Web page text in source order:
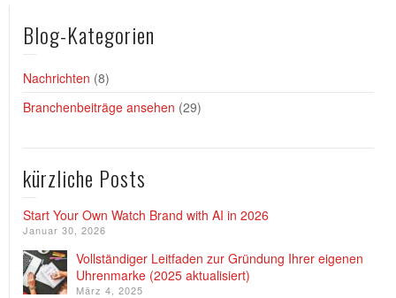
Blog-Kategorien
Nachrichten (8)
Branchenbeiträge ansehen (29)
kürzliche Posts
Start Your Own Watch Brand with AI in 2026
Januar 30, 2026
Vollständiger Leitfaden zur Gründung Ihrer eigenen
Uhrenmarke (2025 aktualisiert)
März 4, 2025